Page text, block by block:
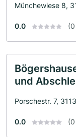
Münchewiese 8,
0.0
und
Porschestr. 7,
0.0